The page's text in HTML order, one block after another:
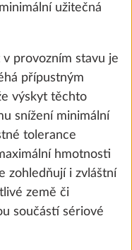
s
B
kastlík
53 700 Kč
užitečná
provozním stavu je
přípustným
výskyt těchto
snížení minimální
tolerance
hmotnosti
zohledňují i zvláštní
země či
součástí sériové